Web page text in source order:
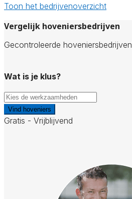
Toon het bedrijvenoverzicht
Vergelijk hoveniersbedrijven
Gecontroleerde hoveniersbedrijven
Wat is je klus?
Vind hoveniers
Gratis - Vrijblijvend